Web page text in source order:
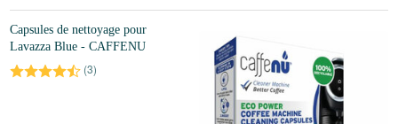
Capsules de nettoyage pour
Lavazza Blue - CAFFENU
(3)